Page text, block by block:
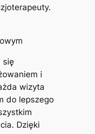
się
i
wizyta
do lepszego
Dzięki